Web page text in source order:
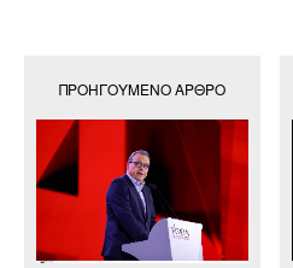
ΠΡΟΗΓΟΎΜΕΝΟ ΆΡΘΡΟ